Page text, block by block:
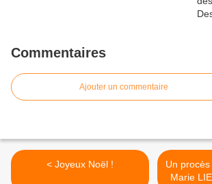
Commentaires
Ajouter un commentaire
< Joyeux Noël !
Un
Marie